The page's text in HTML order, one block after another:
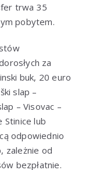
trwa 35
pobytem.
za
buk, 20 euro
slap –
– Visovac –
Stinice lub
odpowiednio
zależnie od
bezpłatnie.